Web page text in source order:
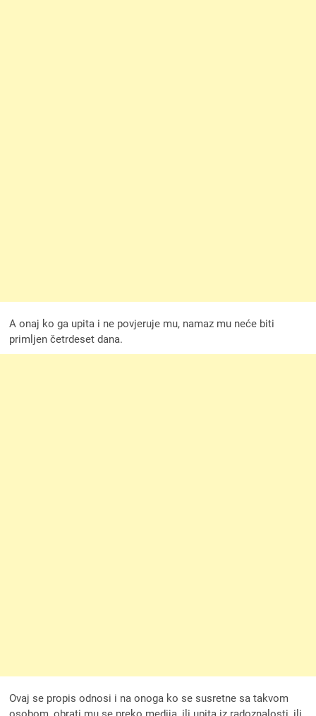
A onaj ko ga upita i ne povjeruje mu, namaz mu neće biti
primljen četrdeset dana.
Ovaj se propis odnosi i na onoga ko se susretne sa takvom